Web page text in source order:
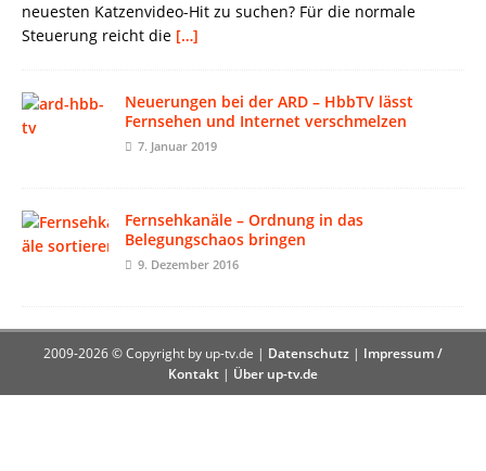
neuesten Katzenvideo-Hit zu suchen? Für die normale
Steuerung reicht die […]
Neuerungen bei der ARD – HbbTV lässt
Fernsehen und Internet verschmelzen
7. Januar 2019
Fernsehkanäle – Ordnung in das
Belegungschaos bringen
9. Dezember 2016
2009-2026 © Copyright by up-tv.de | Datenschutz | Impressum /
Kontakt | Über up-tv.de